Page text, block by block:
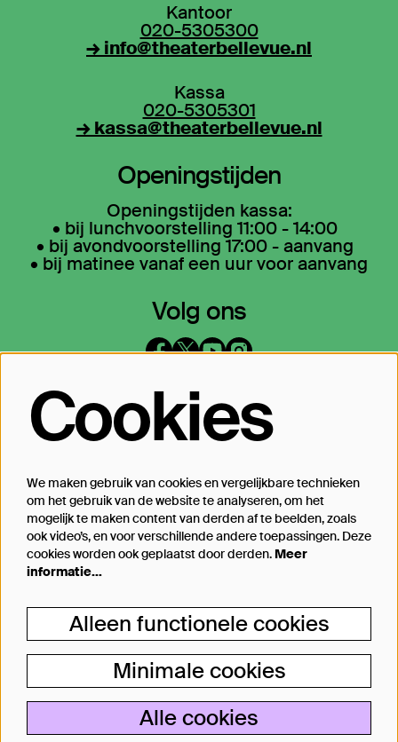
Kantoor
020-5305300
→ info@theaterbellevue.nl
Kassa
020-5305301
→ kassa@theaterbellevue.nl
Openingstijden
Openingstijden kassa:
• bij lunchvoorstelling 11:00 - 14:00
• bij avondvoorstelling 17:00 - aanvang
• bij matinee vanaf een uur voor aanvang
Volg ons
Op de hoogte blijven?
Inschrijven
Steun Theater Bellevue
Je kunt Theater Bellevue ook steunen, van
een kleine donatie bij aankoop van jouw
kaartje tot aan particulier producent.
Lees meer
Cookies
We maken gebruik van cookies en vergelijkbare technieken
om het gebruik van de website te analyseren, om het
mogelijk te maken content van derden af te beelden, zoals
ook video’s, en voor verschillende andere toepassingen. Deze
cookies worden ook geplaatst door derden. Meer
informatie…
Alleen functionele cookies
Minimale cookies
Alle cookies